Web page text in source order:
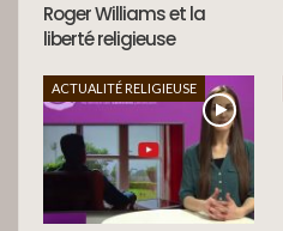
Roger Williams et la
liberté religieuse
ACTUALITÉ RELIGIEUSE